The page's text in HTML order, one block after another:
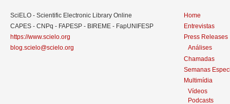
SciELO - Scientific Electronic Library Online
CAPES - CNPq - FAPESP - BIREME - FapUNIFESP
https://www.scielo.org
blog.scielo@scielo.org
Home
Entrevistas
Press Releases
Análises
Chamadas
Semanas
Multimídia
Vídeos
Podcasts